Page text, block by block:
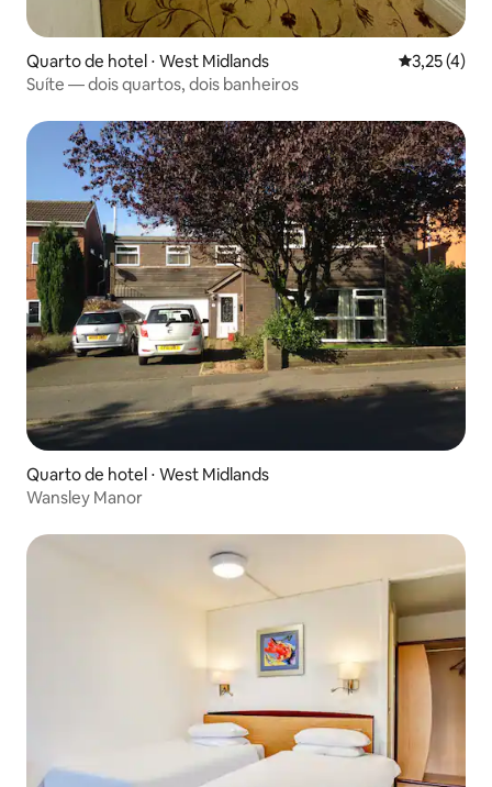
Quarto de hotel ⋅ West Midlands 3,25 de
3,25 (4)
Suíte — dois quartos, dois banheiros
Quarto de hotel ⋅ West Midlands
Wansley Manor